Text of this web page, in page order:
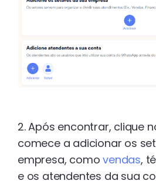
2. Após encontrar, clique
comece a adicionar os
empresa, comovendas,
e os atendentes da sua